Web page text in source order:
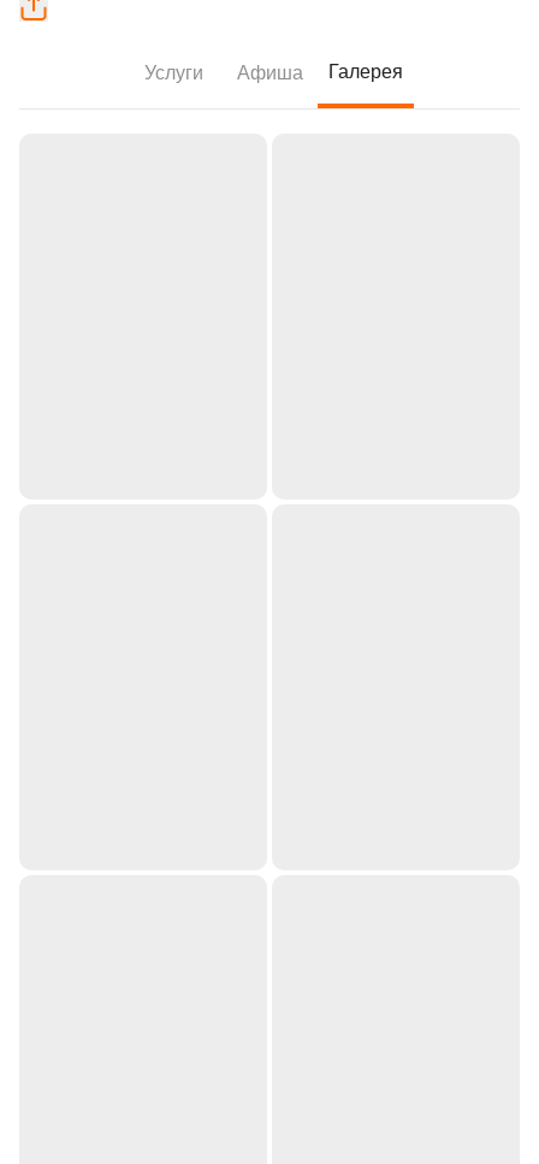
Услуги Афиша Галерея